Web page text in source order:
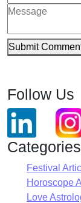
Submit
Follow Us
Categories
Festival
Horoscope
Love